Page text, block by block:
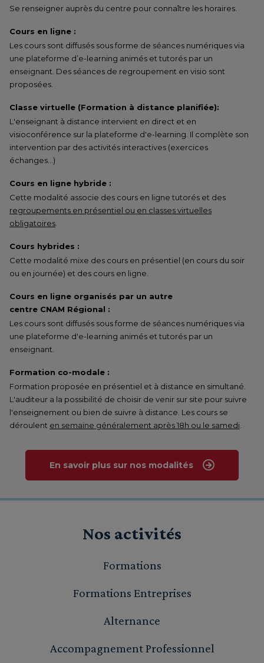
Se renseigner auprès du centre pour connaître les horaires.
Cours en ligne :
Les cours sont diffusés sous forme de séances numériques via
une plateforme d’e-learning animés et tutorés par un
enseignant. Des séances de regroupement en visio sont
proposées.
Classe virtuelle (Formation à distance planifiée):
L'enseignant à distance intervient en direct et en
visioconférence sur la plateforme d'e-learning. Il complète son
intervention par des activités interactives (exercices
échanges…)
Cours en ligne hybride :
Cette modalité associe des cours en ligne tutorés et des
regroupements en présentiel ou en classes virtuelles
obligatoires
Cours hybrides :
Cette modalité mixe des cours en présentiel (en cours du soir
ou en journée) et des cours en ligne.
Cours en ligne organisés par un autre
centre CNAM Régional :
Les cours sont diffusés sous forme de séances numériques via
une plateforme d'e-learning animés et tutorés par un
enseignant.
Formation co-modale :
Formation proposée en présentiel et à distance en simultané.
L'auditeur a la possibilité de choisir de venir sur site pour suivre
l'enseignement ou bien de suivre à distance. Les cours se
déroulent en semaine généralement après 18h ou le samedi
En savoir plus sur nos modalités
Nos activités
Formations
Formations Entreprises
Alternance
Accompagnement Professionnel